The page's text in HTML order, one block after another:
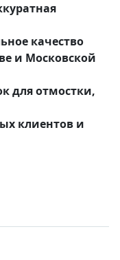
качество
и Московской
для отмостки,
клиентов и